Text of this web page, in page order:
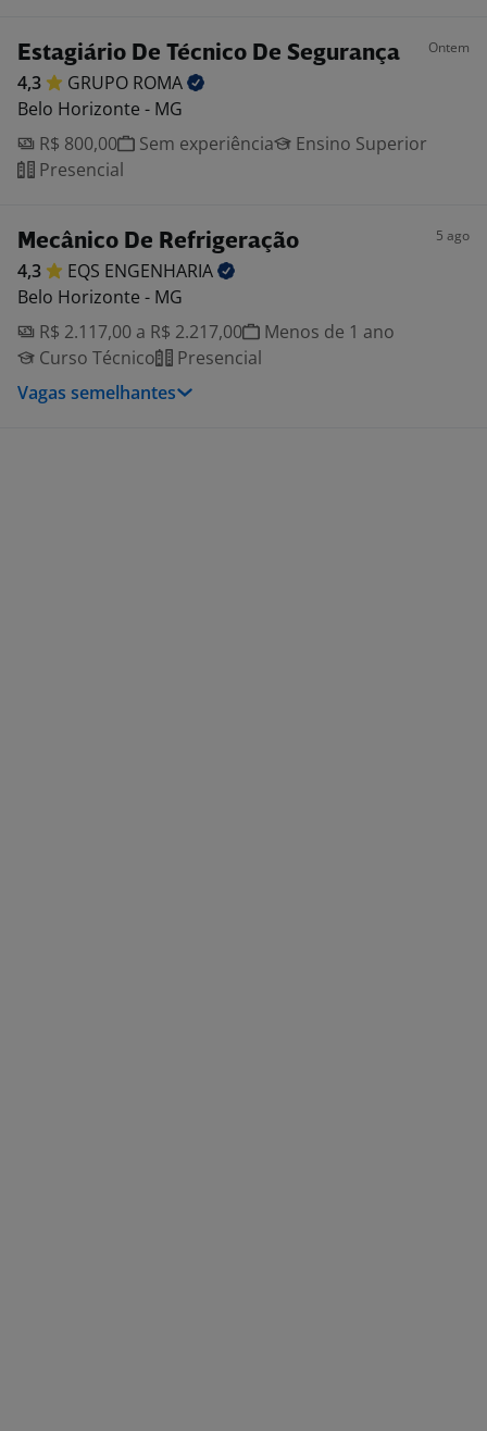
Estagiário De Técnico De Segurança Ontem
4,3 GRUPO ROMA
Belo Horizonte - MG
R$ 800,00
Sem experiência
Ensino Superior
Presencial
Mecânico De Refrigeração 5 ago
4,3 EQS ENGENHARIA
Belo Horizonte - MG
R$ 2.117,00 a R$ 2.217,00
Menos de 1 ano
Curso Técnico
Presencial
Vagas semelhantes